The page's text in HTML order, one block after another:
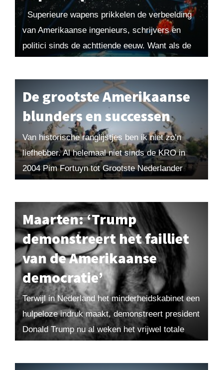
Superieure wapens prikkelen de verbeelding
van Amerikaanse ingenieurs, schrijvers en
politici sinds de achttiende eeuw. Want als de
De grootste Amerikaanse
blunders en successen
Van historische ranglijstjes ben ik niet zo’n
liefhebber. Al helemaal niet sinds de KRO in
2004 Pim Fortuyn tot Grootste Nederlander
Maarten: ‘Trump
demonstreert het failliet
van de Amerikaanse
democratie’
Terwijl in Nederland het minderheidskabinet een
hulpeloze indruk maakt, demonstreert president
Donald Trump nu al weken het vrijwel totale